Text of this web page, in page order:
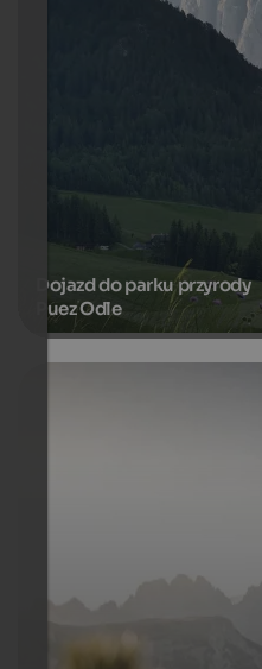
Dojazd do parku przyrody
Puez Odle